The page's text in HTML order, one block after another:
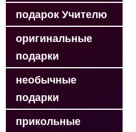
подарок Учителю
оригинальные
подарки
необычные
подарки
прикольные